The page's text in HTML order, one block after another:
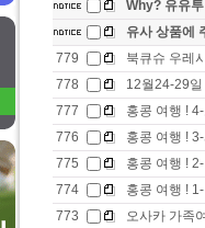
Why? 유유
유사 상품에
779
북큐슈 우레
778
12월24-29
777
홍콩 여행 !
776
홍콩 여행 !
775
홍콩 여행 !
774
홍콩 여행 !
773
오사카 가족